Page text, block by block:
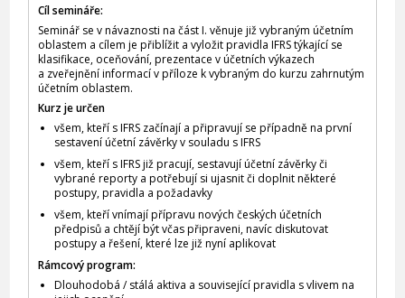
Cíl semináře:
Seminář se v návaznosti na část I. věnuje již vybraným účetním
oblastem a cílem je přiblížit a vyložit pravidla IFRS týkající se
klasifikace, oceňování, prezentace v účetních výkazech
a zveřejnění informací v příloze k vybraným do kurzu zahrnutým
účetním oblastem.
Kurz je určen
všem, kteří s IFRS začínají a připravují se případně na první
sestavení účetní závěrky v souladu s IFRS
všem, kteří s IFRS již pracují, sestavují účetní závěrky či
vybrané reporty a potřebují si ujasnit či doplnit některé
postupy, pravidla a požadavky
všem, kteří vnímají přípravu nových českých účetních
předpisů a chtějí být včas připraveni, navíc diskutovat
postupy a řešení, které lze již nyní aplikovat
Rámcový program:
Dlouhodobá / stálá aktiva a související pravidla s vlivem na